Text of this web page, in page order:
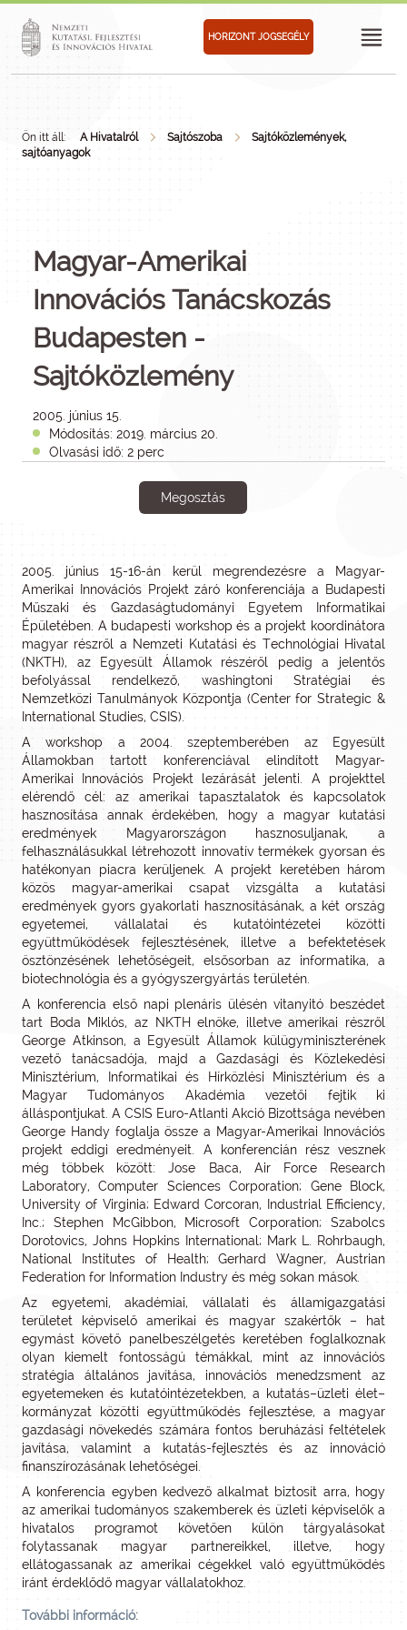
HORIZONT JOGSEGÉLY
Ön itt áll: A Hivatalról Sajtószoba
Sajtóközlemények,
sajtóanyagok
Magyar-Amerikai
Innovációs Tanácskozás
Budapesten -
Sajtóközlemény
2005. június 15.
Módosítás: 2019. március 20.
Olvasási idő: 2 perc
Megosztás
2005. június 15-16-án kerül megrendezésre a Magyar-
Amerikai Innovációs Projekt záró konferenciája a Budapesti
Műszaki és Gazdaságtudományi Egyetem Informatikai
Épületében. A budapesti workshop és a projekt koordinátora
magyar részről a Nemzeti Kutatási és Technológiai Hivatal
(NKTH), az Egyesült Államok részéről pedig a jelentős
befolyással rendelkező, washingtoni Stratégiai és
Nemzetközi Tanulmányok Központja (Center for Strategic &
International Studies, CSIS).
A workshop a 2004. szeptemberében az Egyesült
Államokban tartott konferenciával elindított Magyar-
Amerikai Innovációs Projekt lezárását jelenti. A projekttel
elérendő cél: az amerikai tapasztalatok és kapcsolatok
hasznosítása annak érdekében, hogy a magyar kutatási
eredmények Magyarországon hasznosuljanak, a
felhasználásukkal létrehozott innovatív termékek gyorsan és
hatékonyan piacra kerüljenek. A projekt keretében három
közös magyar-amerikai csapat vizsgálta a kutatási
eredmények gyors gyakorlati hasznosításának, a két ország
egyetemei, vállalatai és kutatóintézetei közötti
együttműködések fejlesztésének, illetve a befektetések
ösztönzésének lehetőségeit, elsősorban az informatika, a
biotechnológia és a gyógyszergyártás területén.
A konferencia első napi plenáris ülésén vitanyitó beszédet
tart Boda Miklós, az NKTH elnöke, illetve amerikai részről
George Atkinson, a Egyesült Államok külügyminiszterének
vezető tanácsadója, majd a Gazdasági és Közlekedési
Minisztérium, Informatikai és Hírközlési Minisztérium és a
Magyar Tudományos Akadémia vezetői fejtik ki
álláspontjukat. A CSIS Euro-Atlanti Akció Bizottsága nevében
George Handy foglalja össze a Magyar-Amerikai Innovációs
projekt eddigi eredményeit. A konferencián rész vesznek
még többek között: Jose Baca, Air Force Research
Laboratory, Computer Sciences Corporation; Gene Block,
University of Virginia; Edward Corcoran, Industrial Efficiency,
Inc.; Stephen McGibbon, Microsoft Corporation; Szabolcs
Dorotovics, Johns Hopkins International; Mark L. Rohrbaugh,
National Institutes of Health; Gerhard Wagner, Austrian
Federation for Information Industry és még sokan mások.
Az egyetemi, akadémiai, vállalati és államigazgatási
területet képviselő amerikai és magyar szakértők – hat
egymást követő panelbeszélgetés keretében foglalkoznak
olyan kiemelt fontosságú témákkal, mint az innovációs
stratégia általános javítása, innovációs menedzsment az
egyetemeken és kutatóintézetekben, a kutatás–üzleti élet–
kormányzat közötti együttműködés fejlesztése, a magyar
gazdasági növekedés számára fontos beruházási feltételek
javítása, valamint a kutatás-fejlesztés és az innováció
finanszírozásának lehetőségei.
A konferencia egyben kedvező alkalmat biztosít arra, hogy
az amerikai tudományos szakemberek és üzleti képviselők a
hivatalos programot követően külön tárgyalásokat
folytassanak magyar partnereikkel, illetve, hogy
ellátogassanak az amerikai cégekkel való együttműködés
iránt érdeklődő magyar vállalatokhoz.
További információ: